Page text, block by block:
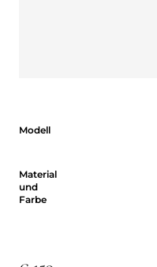
Modell
Material
und
Farbe